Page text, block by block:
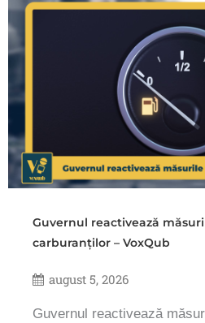
Guvernul reactivează
carburanților – VoxQub
august 5, 2026
Guvernul reactivează